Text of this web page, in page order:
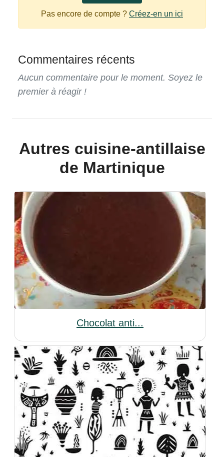
Pas encore de compte ? Créez-en un ici
Commentaires récents
Aucun commentaire pour le moment. Soyez le
premier à réagir !
Autres cuisine-antillaise
de Martinique
Chocolat anti...